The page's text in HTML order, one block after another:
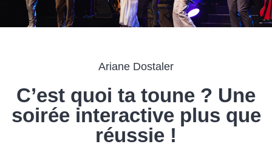
Ariane Dostaler
C’est quoi ta toune ? Une
soirée interactive plus que
réussie !